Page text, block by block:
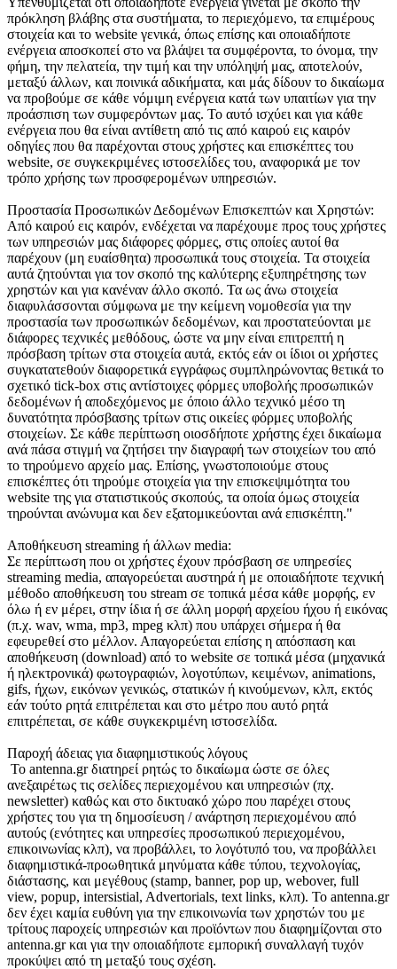
LIVE
TV
LIVE
RADIO
πρόκληση βλάβης στα συστήματα, το περιεχόμενο, τα επιμέρους
στοιχεία και το website γενικά, όπως επίσης και οποιαδήποτε
ενέργεια αποσκοπεί στο να βλάψει τα συμφέροντα, το όνομα, την
φήμη, την πελατεία, την τιμή και την υπόληψή μας, αποτελούν,
μεταξύ άλλων, και ποινικά αδικήματα, και μάς δίδουν το δικαίωμα
να προβούμε σε κάθε νόμιμη ενέργεια κατά των υπαιτίων για την
προάσπιση των συμφερόντων μας. Το αυτό ισχύει και για κάθε
ενέργεια που θα είναι αντίθετη από τις από καιρού εις καιρόν
οδηγίες που θα παρέχονται στους χρήστες και επισκέπτες του
website, σε συγκεκριμένες ιστοσελίδες του, αναφορικά με τον
τρόπο χρήσης των προσφερομένων υπηρεσιών.
Προστασία Προσωπικών Δεδομένων Επισκεπτών και Χρηστών:
Από καιρού εις καιρόν, ενδέχεται να παρέχουμε προς τους χρήστες
των υπηρεσιών μας διάφορες φόρμες, στις οποίες αυτοί θα
παρέχουν (μη ευαίσθητα) προσωπικά τους στοιχεία. Τα στοιχεία
αυτά ζητούνται για τον σκοπό της καλύτερης εξυπηρέτησης των
χρηστών και για κανέναν άλλο σκοπό. Τα ως άνω στοιχεία
διαφυλάσσονται σύμφωνα με την κείμενη νομοθεσία για την
προστασία των προσωπικών δεδομένων, και προστατεύονται με
διάφορες τεχνικές μεθόδους, ώστε να μην είναι επιτρεπτή η
πρόσβαση τρίτων στα στοιχεία αυτά, εκτός εάν οι ίδιοι οι χρήστες
συγκατατεθούν διαφορετικά εγγράφως συμπληρώνοντας θετικά το
σχετικό tick-box στις αντίστοιχες φόρμες υποβολής προσωπικών
δεδομένων ή αποδεχόμενος με όποιο άλλο τεχνικό μέσο τη
δυνατότητα πρόσβασης τρίτων στις οικείες φόρμες υποβολής
στοιχείων. Σε κάθε περίπτωση οιοσδήποτε χρήστης έχει δικαίωμα
ανά πάσα στιγμή να ζητήσει την διαγραφή των στοιχείων του από
το τηρούμενο αρχείο μας. Επίσης, γνωστοποιούμε στους
επισκέπτες ότι τηρούμε στοιχεία για την επισκεψιμότητα του
website της για στατιστικούς σκοπούς, τα οποία όμως στοιχεία
τηρούνται ανώνυμα και δεν εξατομικεύονται ανά επισκέπτη."
Αποθήκευση streaming ή άλλων media:
Σε περίπτωση που οι χρήστες έχουν πρόσβαση σε υπηρεσίες
streaming media, απαγορεύεται αυστηρά ή με οποιαδήποτε τεχνική
μέθοδο αποθήκευση του stream σε τοπικά μέσα κάθε μορφής, εν
όλω ή εν μέρει, στην ίδια ή σε άλλη μορφή αρχείου ήχου ή εικόνας
(π.χ. wav, wma, mp3, mpeg κλπ) που υπάρχει σήμερα ή θα
εφευρεθεί στο μέλλον. Απαγορεύεται επίσης η απόσπαση και
αποθήκευση (download) από το website σε τοπικά μέσα (μηχανικά
ή ηλεκτρονικά) φωτογραφιών, λογοτύπων, κειμένων, animations,
gifs, ήχων, εικόνων γενικώς, στατικών ή κινούμενων, κλπ, εκτός
εάν τούτο ρητά επιτρέπεται και στο μέτρο που αυτό ρητά
επιτρέπεται, σε κάθε συγκεκριμένη ιστοσελίδα.
Παροχή άδειας για διαφημιστικούς λόγους
Το antenna.gr διατηρεί ρητώς το δικαίωμα ώστε σε όλες
ανεξαιρέτως τις σελίδες περιεχομένου και υπηρεσιών (πχ.
newsletter) καθώς και στο δικτυακό χώρο που παρέχει στους
χρήστες του για τη δημοσίευση / ανάρτηση περιεχομένου από
αυτούς (ενότητες και υπηρεσίες προσωπικού περιεχομένου,
επικοινωνίας κλπ), να προβάλλει, το λογότυπό του, να προβάλλει
διαφημιστικά-προωθητικά μηνύματα κάθε τύπου, τεχνολογίας,
διάστασης, και μεγέθους (stamp, banner, pop up, webover, full
view, popup, intersistial, Advertorials, text links, κλπ). Το antenna.gr
δεν έχει καμία ευθύνη για την επικοινωνία των χρηστών του με
τρίτους παροχείς υπηρεσιών και προϊόντων που διαφημίζονται στο
antenna.gr και για την οποιαδήποτε εμπορική συναλλαγή τυχόν
προκύψει από τη μεταξύ τους σχέση.